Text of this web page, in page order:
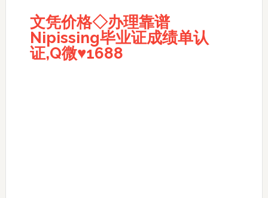
文凭价格◇办理靠谱
Nipissing毕业证成绩单认
证,Q微♥1688